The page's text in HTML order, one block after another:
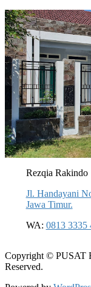
Rezqia Rakindo
Jl. Handayani
Jawa Timur.
WA: 0813 3335
Copyright ©
Reserved.